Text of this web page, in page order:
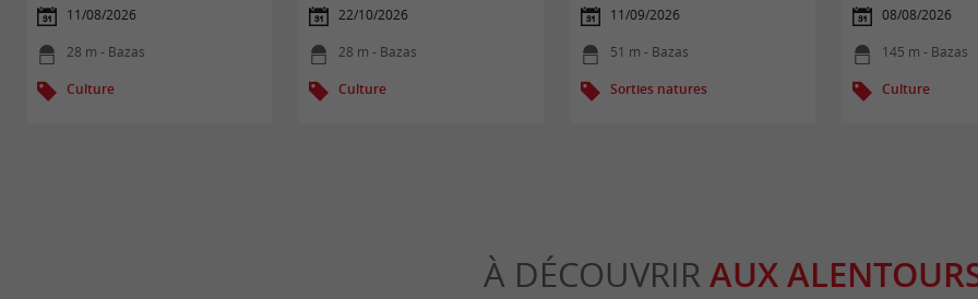
11/08/2026
28 m - Bazas
Culture
22/10/2026
28 m - Bazas
Culture
11/09/2026
51 m - Bazas
Sorties natures
08/08/2026
145 m - Bazas
Culture
À DÉCOUVRIR AUX